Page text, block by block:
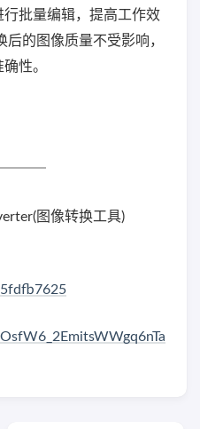
批量编辑，提高工作效
的图像质量不受影响，
性。
图像转换工具)